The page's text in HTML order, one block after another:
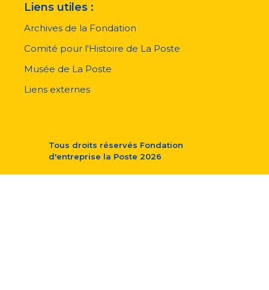
Liens utiles :
Archives de la Fondation
Comité pour l'Histoire de La Poste
Musée de La Poste
Liens externes
Tous droits réservés Fondation
d'entreprise la Poste 2026